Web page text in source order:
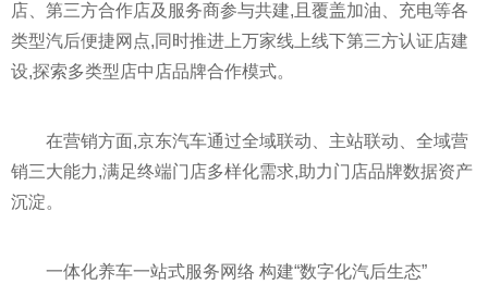
店、第三方合作店及服务商参与共建,且覆盖加油、充电等各
类型汽后便捷网点,同时推进上万家线上线下第三方认证店建
设,探索多类型店中店品牌合作模式。
在营销方面,京东汽车通过全域联动、主站联动、全域营
销三大能力,满足终端门店多样化需求,助力门店品牌数据资产
沉淀。
一体化养车一站式服务网络 构建“数字化汽后生态”